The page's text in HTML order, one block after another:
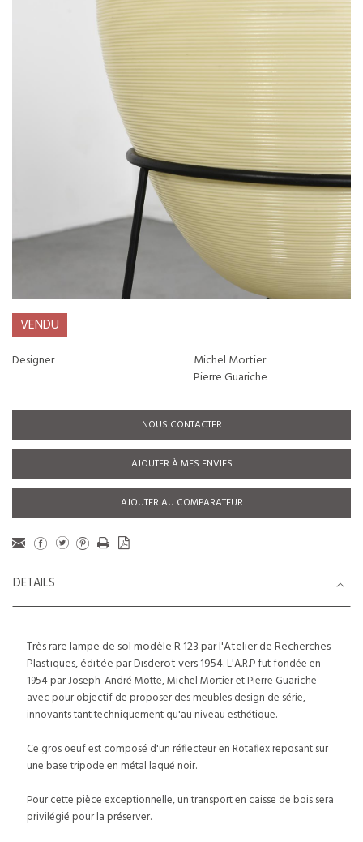
VENDU
Designer
Michel Mortier
Pierre Guariche
NOUS CONTACTER
AJOUTER À MES ENVIES
AJOUTER AU COMPARATEUR
DETAILS
Très rare lampe de sol modèle R 123 par l'Atelier de Recherches
Plastiques, éditée par Disderot vers 1954.L'A.R.P fut fondée en
1954 par Joseph-André Motte, Michel Mortier et Pierre Guariche
avec pour objectif de proposer des meubles design de série,
innovants tant techniquement qu'au niveau esthétique.
Ce gros oeuf est composé d'un réflecteur en Rotaflex reposant sur
une base tripode en métal laqué noir.
Pour cette pièce exceptionnelle, un transport en caisse de bois sera
privilégié pour la préserver.